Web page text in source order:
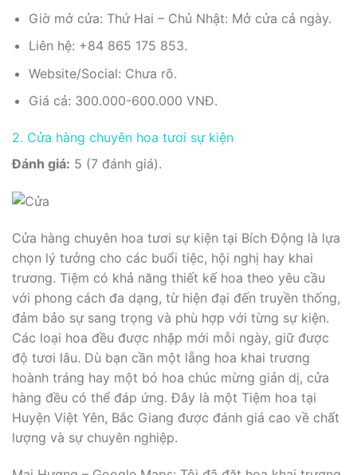
Giờ mở cửa: Thứ Hai – Chủ Nhật: Mở cửa cả ngày.
Liên hệ: +84 865 175 853.
Website/Social: Chưa rõ.
Giá cả: 300.000-600.000 VNĐ.
2. Cửa hàng chuyên hoa tươi sự kiện
Đánh giá: 5 (7 đánh giá).
Cửa hàng chuyên hoa tươi sự kiện tại Bích Động là lựa
chọn lý tưởng cho các buổi tiệc, hội nghị hay khai
trương. Tiệm có khả năng thiết kế hoa theo yêu cầu
với phong cách đa dạng, từ hiện đại đến truyền thống,
đảm bảo sự sang trọng và phù hợp với từng sự kiện.
Các loại hoa đều được nhập mới mỗi ngày, giữ được
độ tươi lâu. Dù bạn cần một lẵng hoa khai trương
hoành tráng hay một bó hoa chúc mừng giản dị, cửa
hàng đều có thể đáp ứng. Đây là một Tiệm hoa tại
Huyện Việt Yên, Bắc Giang được đánh giá cao về chất
lượng và sự chuyên nghiệp.